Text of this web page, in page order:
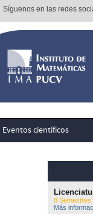
Síguenos en las redes
Eventos científicos
8 Semestres
Más